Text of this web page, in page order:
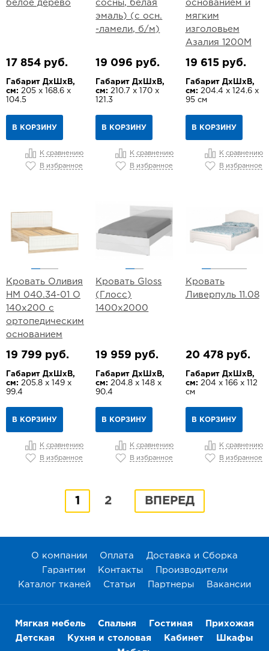
белое дерево
17 854 руб.
Габарит ДхШхВ,
см: 205 х 168.6 х
104.5
В КОРЗИНУ
К сравнению
В избранное
сосны, белая
эмаль) (с осн.
-ламели, б/м)
19 096 руб.
Габарит ДхШхВ,
см: 210.7 х 170 х
121.3
В КОРЗИНУ
К сравнению
В избранное
основанием и
мягким
изголовьем
Азалия 1200М
19 615 руб.
Габарит ДхШхВ,
см: 204.4 х 124.6 х
95 см
В КОРЗИНУ
К сравнению
В избранное
Кровать Оливия
НМ 040.34-01 О
140х200 с
ортопедическим
основанием
19 799 руб.
Габарит ДхШхВ,
см: 205.8 х 149 х
99.4
В КОРЗИНУ
К сравнению
В избранное
Кровать Gloss
(Глосс)
1400х2000
19 959 руб.
Габарит ДхШхВ,
см: 204.8 х 148 х
90.4
В КОРЗИНУ
К сравнению
В избранное
Кровать
Ливерпуль 11.08
20 478 руб.
Габарит ДхШхВ,
см: 204 х 166 х 112
см
В КОРЗИНУ
К сравнению
В избранное
1 2 ВПЕРЕД
О компании Оплата
Доставка и Сборка
Гарантии
Контакты
Производители
Каталог тканей
Статьи Партнеры Вакансии
Мягкая мебель Спальня Гостиная
Прихожая
Детская
Кухня и столовая Кабинет
Шкафы